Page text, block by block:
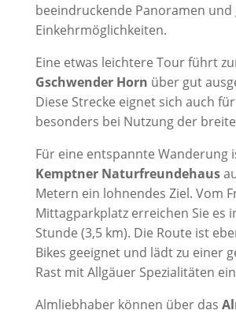
beeindruckende Panoramen
Einkehrmöglichkeiten.
Eine etwas leichtere Tour führt
Gschwender Horn über gut
Diese Strecke eignet sich auch
besonders bei Nutzung der
Für eine entspannte Wanderung
Kemptner Naturfreundehaus
Metern ein lohnendes Ziel. Vom
Mittagparkplatz erreichen Sie es
Stunde (3,5 km). Die Route ist
Bikes geeignet und lädt zu einer
Rast mit Allgäuer Spezialitäten
Almliebhaber können über das